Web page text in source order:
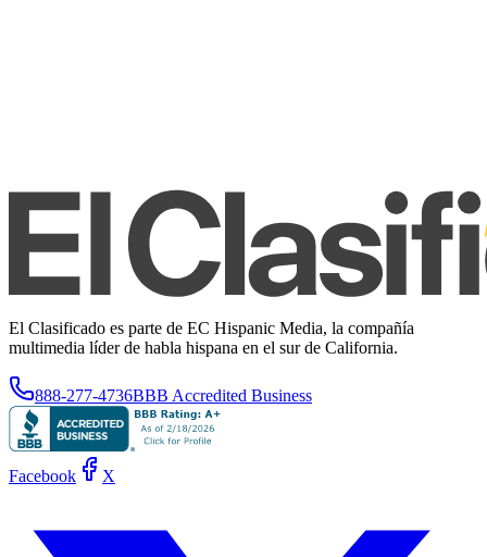
El Clasificado es parte de EC Hispanic Media, la compañía
multimedia líder de habla hispana en el sur de California.
888-277-4736BBB Accredited Business
Facebook X